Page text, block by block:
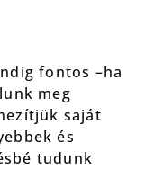
fontos –ha
meg
saját
és
tudunk